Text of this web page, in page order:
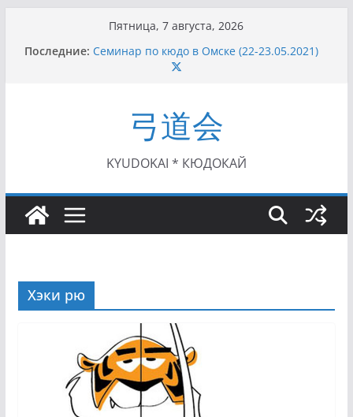
содержимому
Пятница, 7 августа, 2026
Последние: Семинар по кюдо в Омске (22-23.05.2021)
Чемпионат Росcии, Дёмино (2-5.09.2021)
II Кубок Посла Японии в России по Кюдо,
Орёл (25.07.2021)
I этап Кубка Московской области по Кюдо /
Сейдокан II (27.06.2021)
弓道会
KYUDOKAI * КЮДОКАЙ
Хэки рю